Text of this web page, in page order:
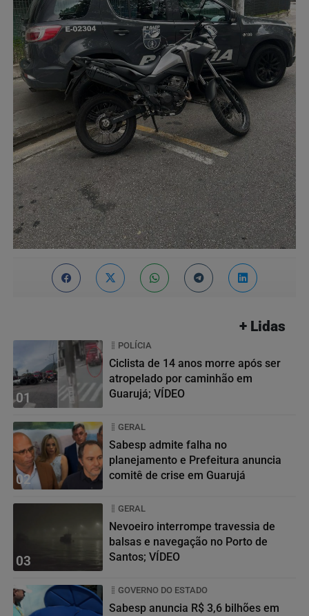
+ Lidas
01
POLÍCIA
Ciclista de 14 anos morre após ser
atropelado por caminhão em
Guarujá; VÍDEO
02
GERAL
Sabesp admite falha no
planejamento e Prefeitura anuncia
comitê de crise em Guarujá
03
GERAL
Nevoeiro interrompe travessia de
balsas e navegação no Porto de
Santos; VÍDEO
GOVERNO DO ESTADO
Sabesp anuncia R$ 3,6 bilhões em